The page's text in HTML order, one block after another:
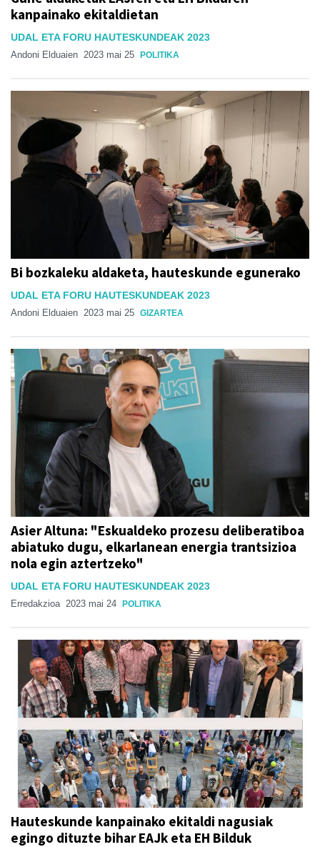
kanpainako ekitaldietan
UDAL ETA FORU HAUTESKUNDEAK 2023
Andoni Elduaien 2023 mai 25 POLITIKA
Bi bozkaleku aldaketa, hauteskunde egunerako
UDAL ETA FORU HAUTESKUNDEAK 2023
Andoni Elduaien 2023 mai 25 GIZARTEA
Asier Altuna: "Eskualdeko prozesu deliberatiboa
abiatuko dugu, elkarlanean energia trantsizioa
nola egin aztertzeko"
UDAL ETA FORU HAUTESKUNDEAK 2023
Erredakzioa 2023 mai 24 POLITIKA
Hauteskunde kanpainako ekitaldi nagusiak
egingo dituzte bihar EAJk eta EH Bilduk